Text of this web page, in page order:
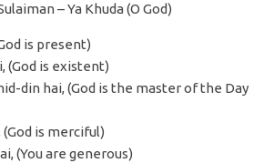
– Ya Khuda (O God)
is present)
(God is existent)
din hai, (God is the master of the Day
is merciful)
(You are generous)